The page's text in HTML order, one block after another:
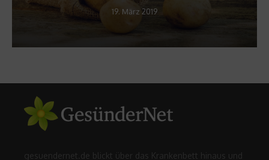
19. März 2019
gesuendernet.de blickt über das Krankenbett hinaus und